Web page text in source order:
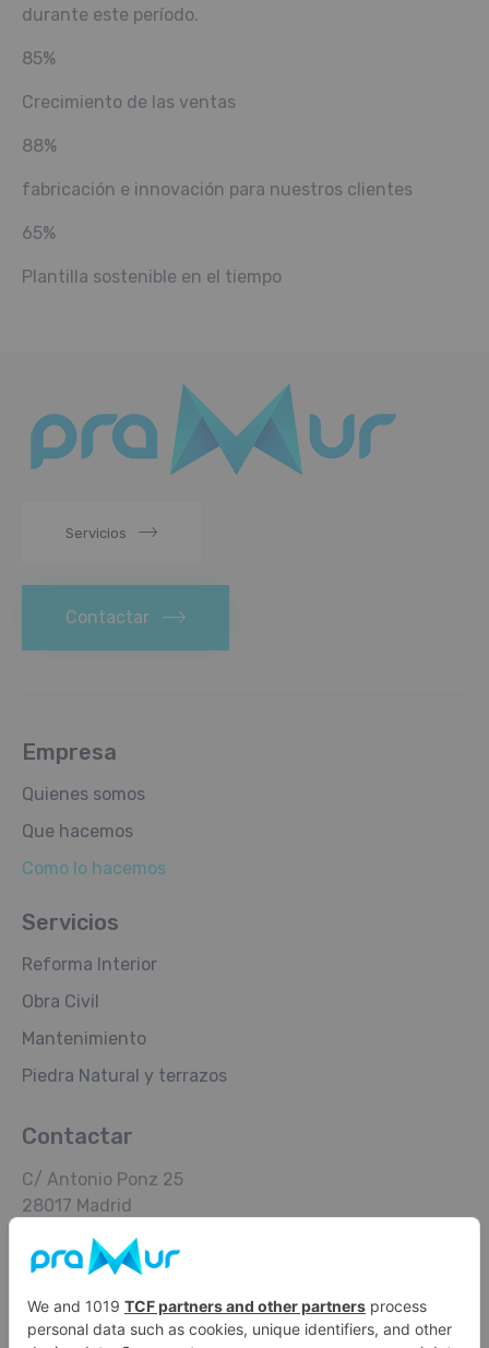
durante este período.
85%
Crecimiento de las ventas
88%
fabricación e innovación para nuestros clientes
65%
Plantilla sostenible en el tiempo
Servicios
Contactar
Empresa
Quienes somos
Que hacemos
Como lo hacemos
Servicios
Reforma Interior
Obra Civil
Mantenimiento
Piedra Natural y terrazos
Contactar
C/ Antonio Ponz 25
28017 Madrid
Tel. 91 368 33 57